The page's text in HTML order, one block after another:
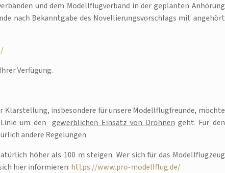
und dem Modellflugverband in der geplanten Anhörung
nach Bekanntgabe des Novellierungsvorschlags mit angehört
Verfügung.
Klarstellung, insbesondere für unsere Modellflugfreunde, möchte
Linie um dengewerblichen Einsatz von Drohnen geht. Für den
andere Regelungen.
höher als 100 m steigen. Wer sich für das Modellflugzeug
hier informieren: https://www.pro-modellflug.de/